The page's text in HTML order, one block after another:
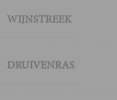
WIJNSTREEK
DRUIVENRAS